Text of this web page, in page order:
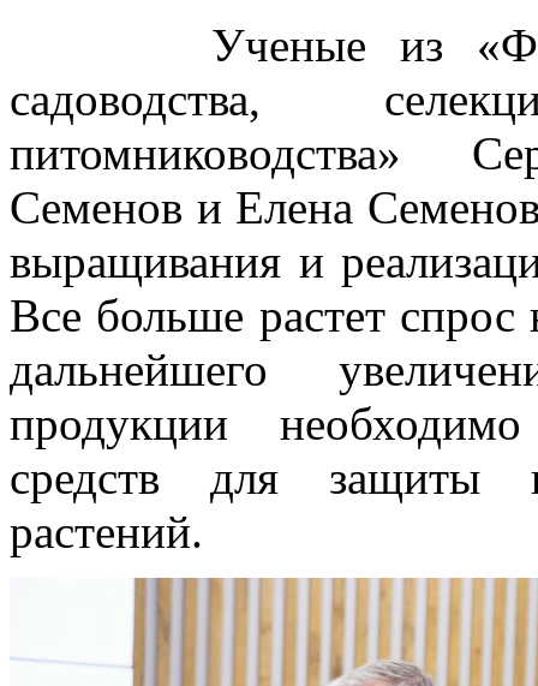
Ученые из
садоводства,
питомниководства»
Семенов и Елена
выращивания и
Все больше растет
дальнейшего
продукции
средств для защиты
растений.